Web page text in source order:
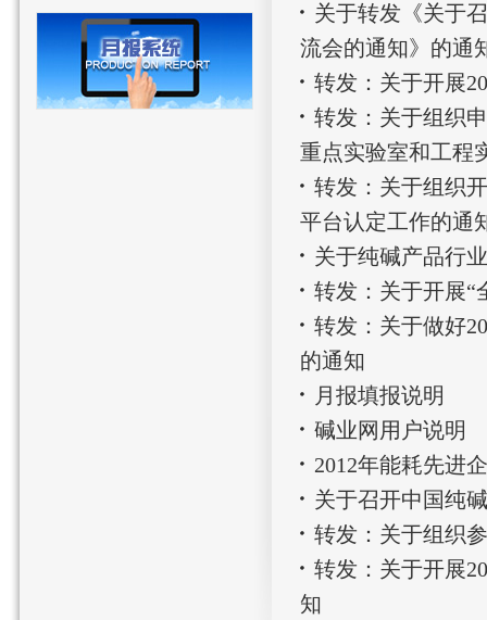
关于转发《关于
流会的通知》的通
转发：关于开展
转发：关于组织
重点实验室和工程
转发：关于组织
平台认定工作的通
关于纯碱产品行
转发：关于开展“
转发：关于做好
的通知
月报填报说明
碱业网用户说明
2012年能耗先进
关于召开中国纯
转发：关于组织
转发：关于开展
知